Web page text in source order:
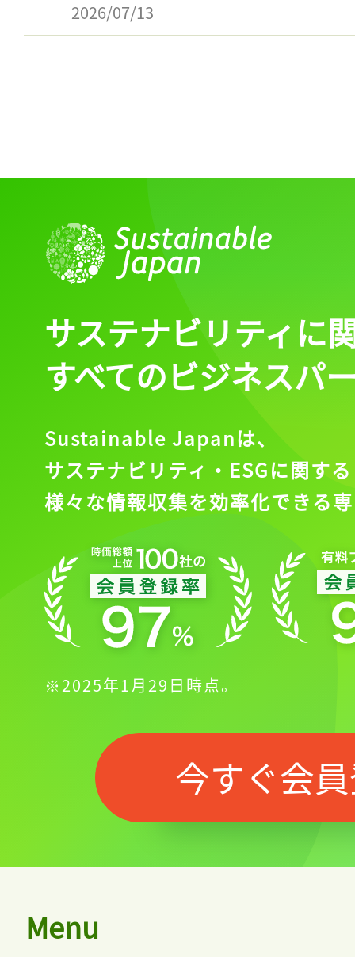
2026/07/13
サステナビリティに
すべてのビジネスパ
Sustainable Japanは、
サステナビリティ・ESGに関する
様々な情報収集を効率化できる
※2025年1月29日時点。
今すぐ会
Menu